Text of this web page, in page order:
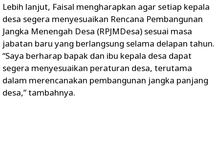
Lebih lanjut, Faisal mengharapkan agar setiap kepala
desa segera menyesuaikan Rencana Pembangunan
Jangka Menengah Desa (RPJMDesa) sesuai masa
jabatan baru yang berlangsung selama delapan tahun.
“Saya berharap bapak dan ibu kepala desa dapat
segera menyesuaikan peraturan desa, terutama
dalam merencanakan pembangunan jangka panjang
desa,” tambahnya.